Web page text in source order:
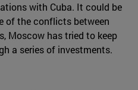
with Cuba. It could be
of the conflicts between
Moscow has tried to keep
a series of investments.